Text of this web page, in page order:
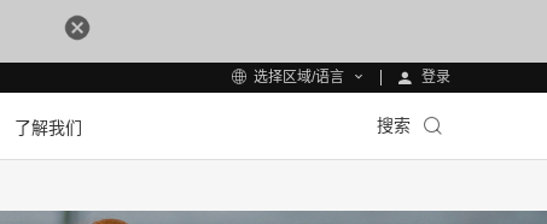
选择区域/语言 登录
了解我们 搜索